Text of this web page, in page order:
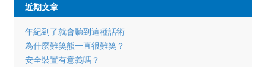
近期文章
年紀到了就會聽到這種話術
為什麼難笑熊一直很難笑？
安全裝置有意義嗎？